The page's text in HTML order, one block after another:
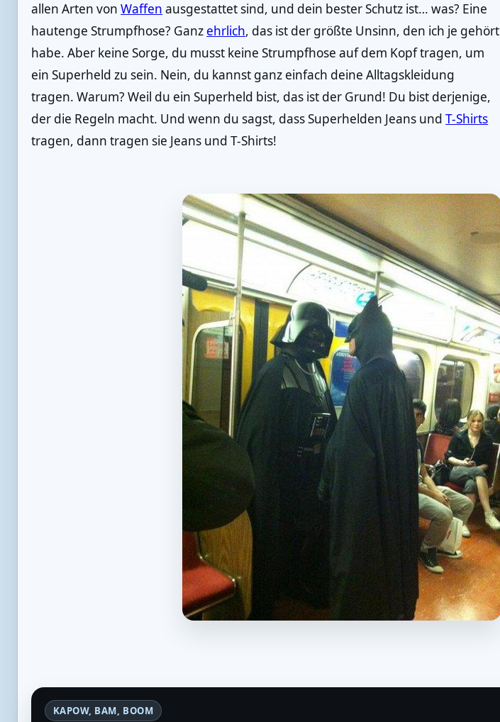
allen Arten vonWaffen ausgestattet sind, und dein bester Schutz ist… was? Eine
hautenge Strumpfhose? Ganz ehrlich, das ist der größte Unsinn, den ich je gehört
habe. Aber keine Sorge, du musst keine Strumpfhose auf dem Kopf tragen, um
ein Superheld zu sein. Nein, du kannst ganz einfach deine Alltagskleidung
tragen. Warum? Weil du ein Superheld bist, das ist der Grund! Du bist derjenige,
der die Regeln macht. Und wenn du sagst, dass Superhelden Jeans undT-Shirts
tragen, dann tragen sie Jeans und T-Shirts!
KAPOW, BAM, BOOM